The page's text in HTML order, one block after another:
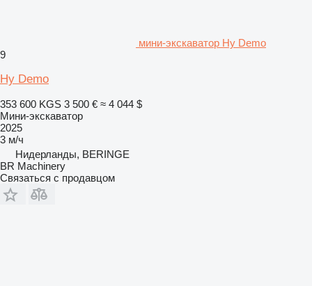
мини-экскаватор Hy Demo
9
Hy Demo
353 600 KGS 3 500 € ≈ 4 044 $
Мини-экскаватор
2025
3 м/ч
Нидерланды, BERINGE
BR Machinery
Связаться с продавцом